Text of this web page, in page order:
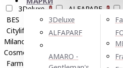
3Deluxe
ALFAPARF
AMARO -
3Deluxe 1 ALFAPARF 5
BES Brelil Professional 1
Citylife
Diapason Cosmetics
Milano
Cosmetics
Echosline
FarmaVita Framesi